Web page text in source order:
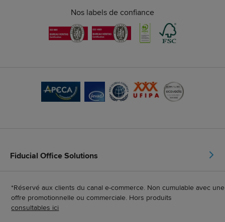
Nos labels de confiance
Fiducial Office Solutions
*Réservé aux clients du canal e-commerce. Non cumulable avec une
offre promotionnelle ou commerciale. Hors produits
consultables ici